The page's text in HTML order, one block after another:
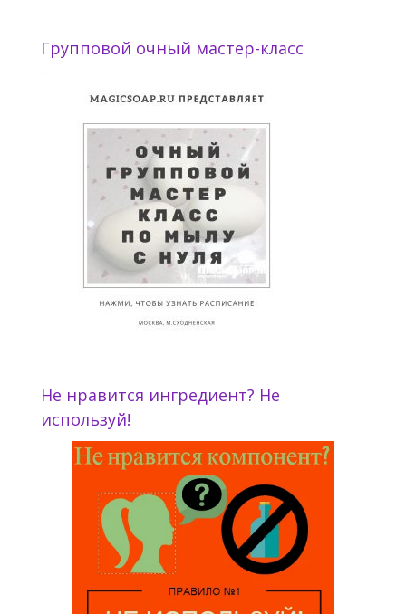
Групповой очный мастер-класс
Не нравится ингредиент? Не
используй!